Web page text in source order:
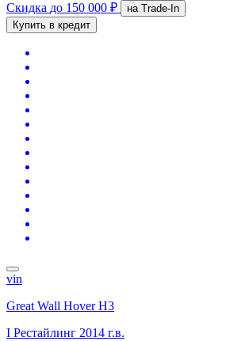
Скидка до 150 000 ₽
на Trade-In
Купить в кредит
vin
Great Wall Hover H3
I Рестайлинг 2014 г.в.